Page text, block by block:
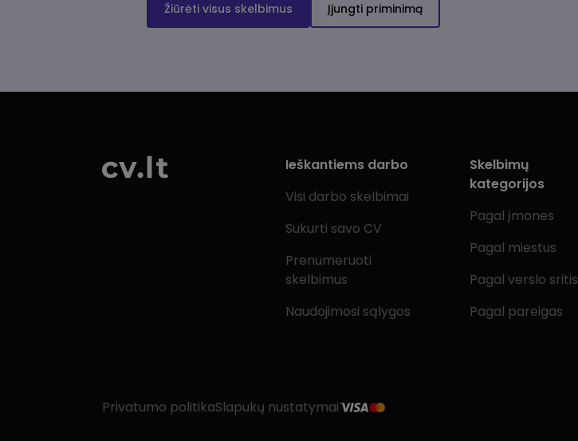
Žiūrėti visus skelbimus Įjungti priminimą
Ieškantiems darbo
Visi darbo skelbimai
Sukurti savo CV
Prenumeruoti
skelbimus
Naudojimosi sąlygos
Skelbimų
kategorijos
Pagal įmones
Pagal miestus
Pagal verslo sritis
Pagal pareigas
Privatumo politikaSlapukų nustatymai